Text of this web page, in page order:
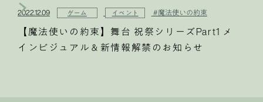
2022.12.09 ゲーム イベント #魔法使いの約束
【魔法使いの約束】舞台 祝祭シリーズPart1 メ
インビジュアル＆新情報解禁のお知らせ